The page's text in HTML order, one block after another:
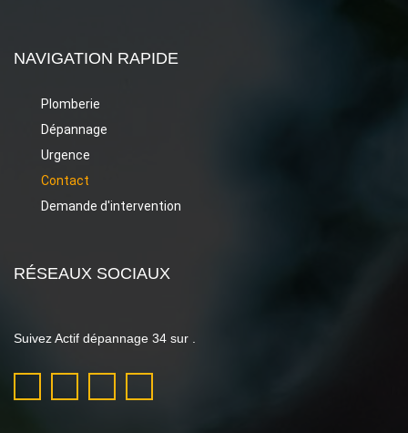
NAVIGATION RAPIDE
Plomberie
Dépannage
Urgence
Contact
Demande d'intervention
RÉSEAUX SOCIAUX
Suivez Actif dépannage 34 sur .